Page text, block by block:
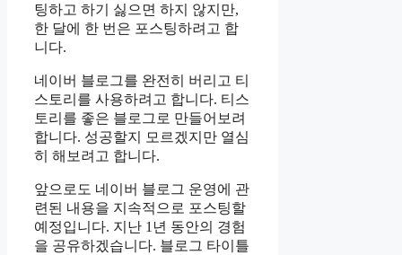
팅하고 하기 싫으면 하지 않지만,
한 달에 한 번은 포스팅하려고 합
니다.
네이버 블로그를 완전히 버리고 티
스토리를 사용하려고 합니다. 티스
토리를 좋은 블로그로 만들어보려
합니다. 성공할지 모르겠지만 열심
히 해보려고 합니다.
앞으로도 네이버 블로그 운영에 관
련된 내용을 지속적으로 포스팅할
예정입니다. 지난 1년 동안의 경험
을 공유하겠습니다. 블로그 타이틀